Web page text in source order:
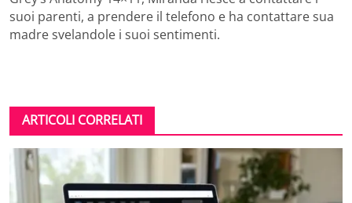
suoi parenti, a prendere il telefono e ha contattare sua
madre svelandole i suoi sentimenti.
ARTICOLI CORRELATI